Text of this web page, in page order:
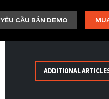
YÊU CẦU BẢN DEMO
ADDITIONAL